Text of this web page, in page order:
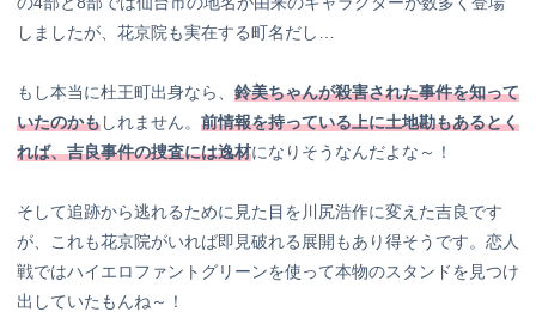
しましたが、花京院も実在する町名だし…
もし本当に杜王町出身なら、 鈴美ちゃんが殺害された事件を知って
いたのかもしれません。 前情報を持っている上に土地勘もあるとく
れば、吉良事件の捜査には逸材になりそうなんだよな～！
そして追跡から逃れるために見た目を川尻浩作に変えた吉良です
が、これも花京院がいれば即見破れる展開もあり得そうです。恋人
戦ではハイエロファントグリーンを使って本物のスタンドを見つけ
出していたもんね～！